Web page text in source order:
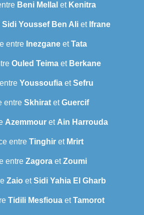
Beni Mellal et Kenitra
Sidi Youssef Ben Ali et Ifrane
entre InezganeetTata
Ouled Teima et Berkane
YoussoufiaetSefru
entre SkhiratetGuercif
Azemmouret Ain Harrouda
entre Tinghir et Mrirt
entre Zagora etZoumi
Zaio etSidi Yahia El Gharb
Tidili Mesfioua etTamorot